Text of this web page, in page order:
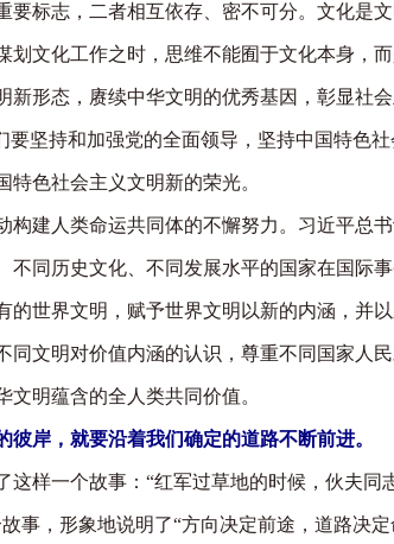
志，二者相互依存、密不可分。文化是
文化工作之时，思维不能囿于文化本身，
态，赓续中华文明的优秀基因，彰显社
要坚持和加强党的全面领导，坚持中国特
色社会主义文明新的荣光。
人类命运共同体的不懈努力。习近平总
不同历史文化、不同发展水平的国家在国
世界文明，赋予世界文明以新的内涵，并
同文明对价值内涵的认识，尊重不同国家
明蕴含的全人类共同价值。
岸，就要沿着我们确定的道路不断前进。
一个故事：“红军过草地的时候，伙夫同
事，形象地说明了“方向决定前途，道路决定